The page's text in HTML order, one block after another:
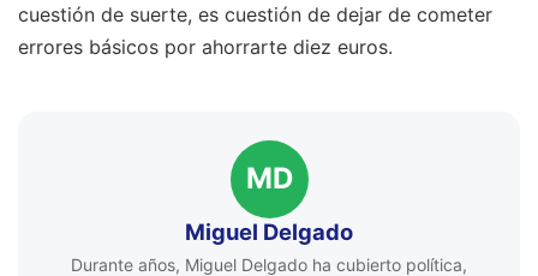
cuestión de suerte, es cuestión de dejar de cometer
errores básicos por ahorrarte diez euros.
MD
Miguel Delgado
Durante años, Miguel Delgado ha cubierto política,